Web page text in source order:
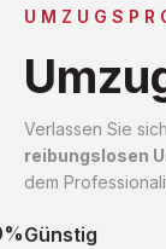
Verlassen Sie
reibungslosen
dem
Günstig